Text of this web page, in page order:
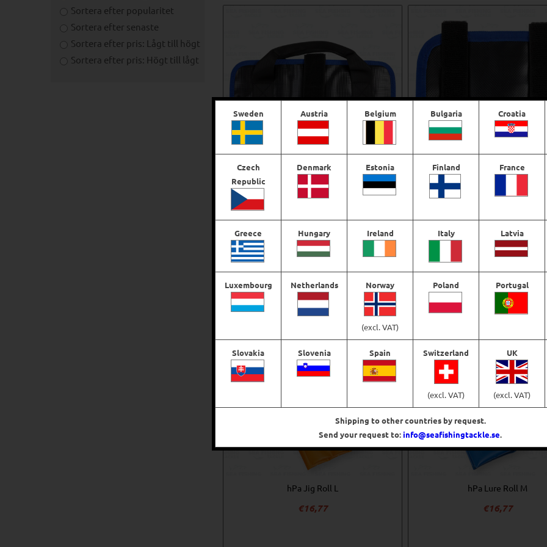
Synotek Jigwallet Medium
Lägg till i varukorg
Synotek Jigwallet Small
Lägg till i varukorg
hPa Jig Roll L
€16,77
hPa Lure Roll M
€16,77
Sortera efter popularitet
Sortera efter senaste
Sortera efter pris: Lågt till högt
Sortera efter pris: Högt till lågt
Sweden Austria Belgium Bulgaria Croatia
Czech
Republic
Denmark Estonia Finland France
Greece Hungary Ireland Italy Latvia
Luxembourg Netherlands Norway
(excl. VAT)
Poland Portugal
Slovakia Slovenia Spain Switzerland
(excl. VAT)
UK
(excl. VAT)
Shipping to other countries by request.
Send your request to:info@seafishingtackle.se.